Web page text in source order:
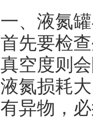
一、液氮
首先要检
真空度则
液氮损耗
有异物，